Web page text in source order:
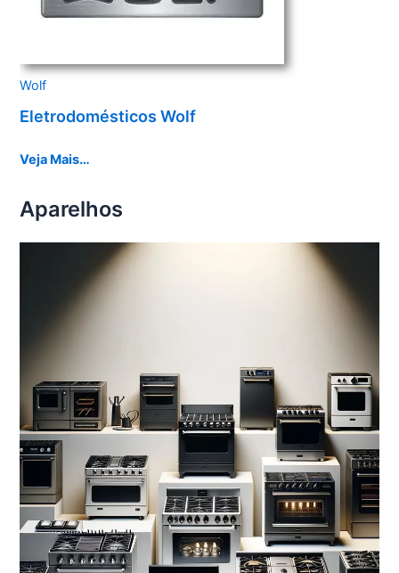
Wolf
Eletrodomésticos Wolf
Veja Mais…
Aparelhos